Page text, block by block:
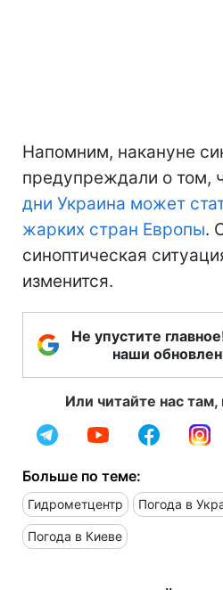
Напомним, накануне
предупреждали о том,
дни Украина может
жарких стран Европы.
синоптическая
изменится.
Не упустите
наши
Или читайте нас там,
Больше по теме:
Гидрометцентр Погода в
Погода в Киеве